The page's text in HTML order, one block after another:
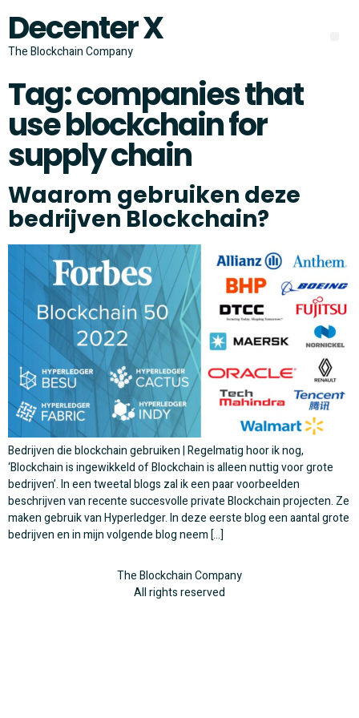
Decenter X
The Blockchain Company
Tag:companies that
use blockchain for
supply chain
Waarom gebruiken deze
bedrijven Blockchain?
Bedrijven die blockchain gebruiken | Regelmatig hoor ik nog,
‘Blockchain is ingewikkeld of Blockchain is alleen nuttig voor grote
bedrijven’. In een tweetal blogs zal ik een paar voorbeelden
beschrijven van recente succesvolle private Blockchain projecten. Ze
maken gebruik van Hyperledger. In deze eerste blog een aantal grote
bedrijven en in mijn volgende blog neem […]
The Blockchain Company
All rights reserved